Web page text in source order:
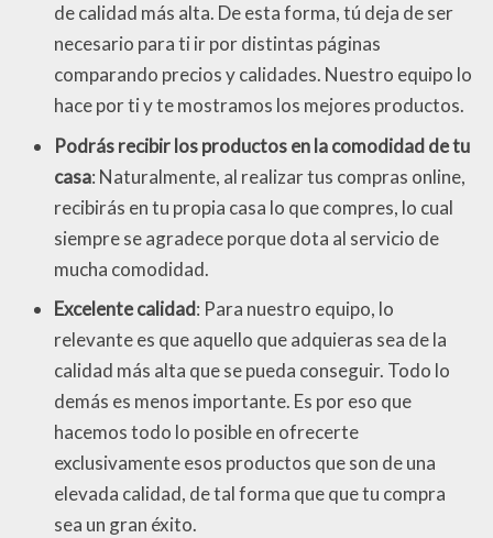
de calidad más alta. De esta forma, tú deja de ser
necesario para ti ir por distintas páginas
comparando precios y calidades. Nuestro equipo lo
hace por ti y te mostramos los mejores productos.
Podrás recibir los productos en la comodidad de tu
casa: Naturalmente, al realizar tus compras online,
recibirás en tu propia casa lo que compres, lo cual
siempre se agradece porque dota al servicio de
mucha comodidad.
Excelente calidad: Para nuestro equipo, lo
relevante es que aquello que adquieras sea de la
calidad más alta que se pueda conseguir. Todo lo
demás es menos importante. Es por eso que
hacemos todo lo posible en ofrecerte
exclusivamente esos productos que son de una
elevada calidad, de tal forma que que tu compra
sea un gran éxito.